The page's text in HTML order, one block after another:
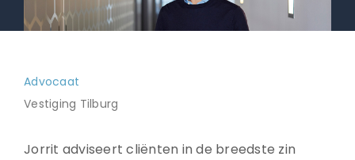
Advocaat
Vestiging Tilburg
Jorrit adviseert cliënten in de breedste zin